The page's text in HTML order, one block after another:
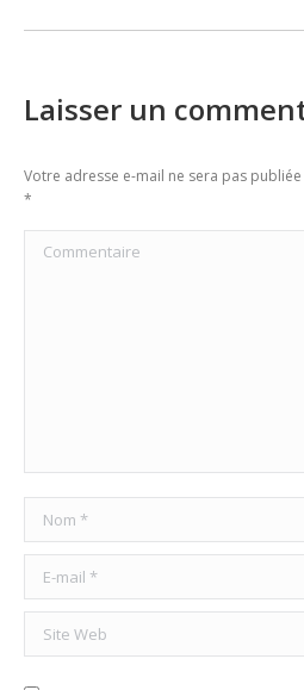
Laisser un
Votre adresse e-mail ne sera pas
*
Commentaire
Nom *
E-mail *
Site Web